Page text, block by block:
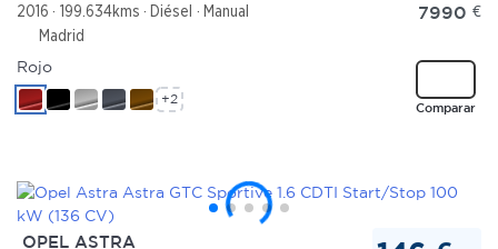
2016 199.634kms Diésel
Manual
Madrid
7990 €
Comparar
Rojo
+2
OPEL ASTRA